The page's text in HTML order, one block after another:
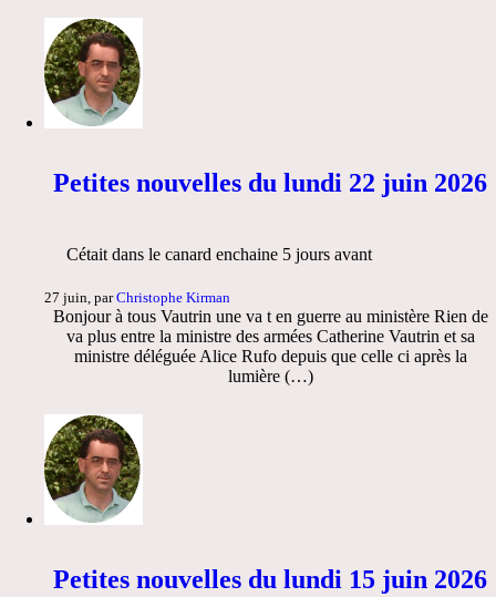
Petites nouvelles du lundi 22 juin 2026
Cétait dans le canard enchaine 5 jours avant
27 juin, parChristophe Kirman
Bonjour à tous Vautrin une va t en guerre au ministère Rien de
va plus entre la ministre des armées Catherine Vautrin et sa
ministre déléguée Alice Rufo depuis que celle ci après la
lumière (…)
Petites nouvelles du lundi 15 juin 2026